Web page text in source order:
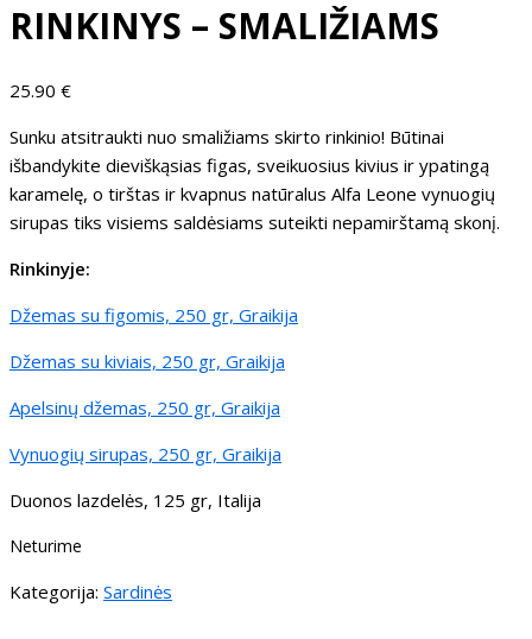
RINKINYS – SMALIŽIAMS
25.90 €
Sunku atsitraukti nuo smaližiams skirto rinkinio! Būtinai
išbandykite dieviškąsias figas, sveikuosius kivius ir ypatingą
karamelę, o tirštas ir kvapnus natūralus Alfa Leone vynuogių
sirupas tiks visiems saldėsiams suteikti nepamirštamą skonį.
Rinkinyje:
Džemas su figomis, 250 gr, Graikija
Džemas su kiviais, 250 gr, Graikija
Apelsinų džemas, 250 gr, Graikija
Vynuogių sirupas, 250 gr, Graikija
Duonos lazdelės, 125 gr, Italija
Neturime
Kategorija: Sardinės